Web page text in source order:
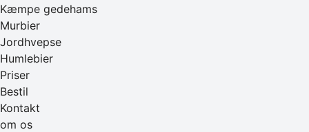
Kæmpe gedehams
Murbier
Jordhvepse
Humlebier
Priser
Bestil
Kontakt
om os